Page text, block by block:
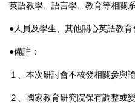
英語教學、語言學、教育等相關
●人員及學生、其他關心英語教育
●備註：
１、本次研討會不核發相關參與
２、國家教育研究院保有調整或